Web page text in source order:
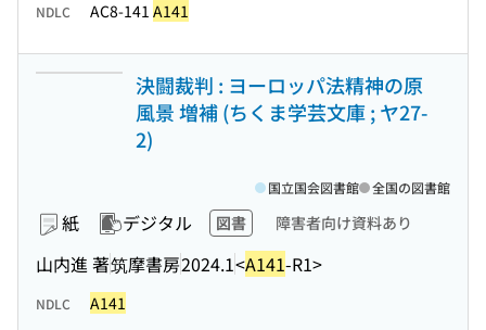
NDLC AC8-141 A141
決闘裁判 : ヨーロッパ法精神の原
風景 増補 (ちくま学芸文庫 ; ヤ27-
2)
紙 デジタル 図書 障害者向け資料あり
山内進 著筑摩書房2024.1<A141-R1>
国立国会図書館 全国の図書館
NDLC A141